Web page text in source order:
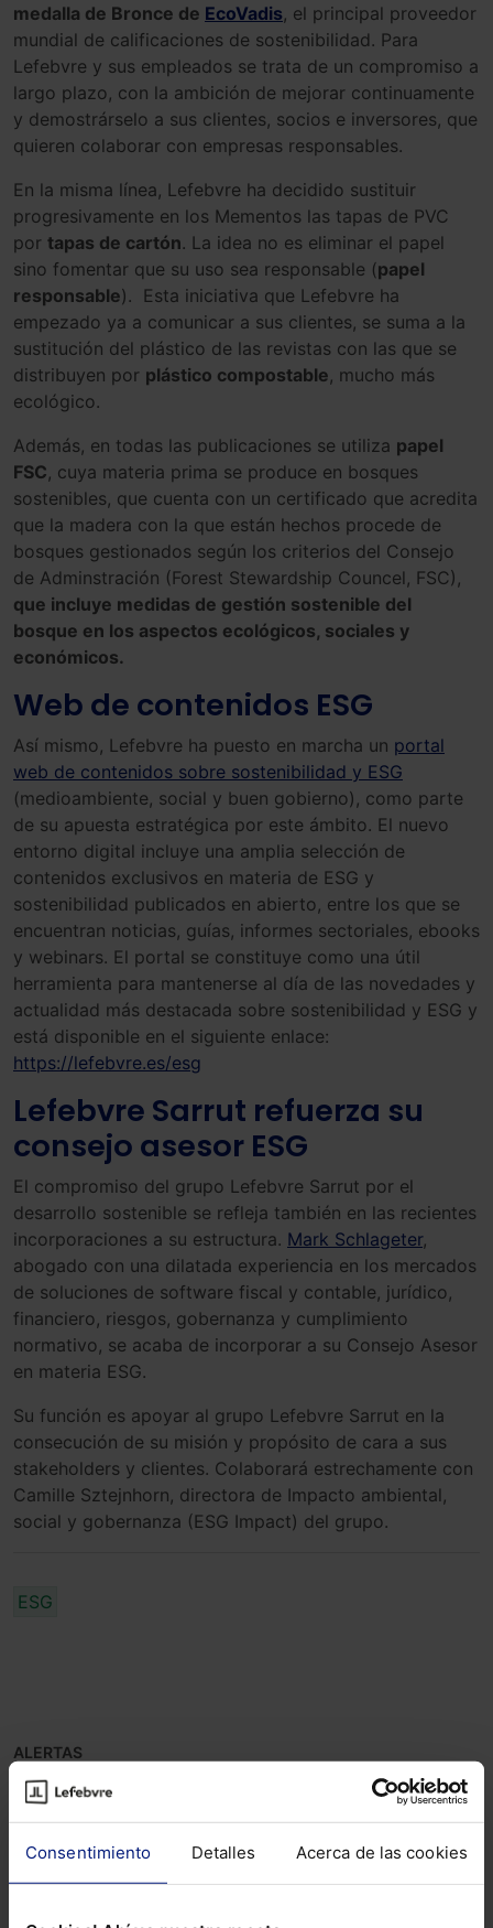
Consentimiento Detalles Acerca de las cookies
medalla de Bronce de EcoVadis, el principal proveedor
mundial de calificaciones de sostenibilidad. Para
Lefebvre y sus empleados se trata de un compromiso a
largo plazo, con la ambición de mejorar continuamente
y demostrárselo a sus clientes, socios e inversores, que
quieren colaborar con empresas responsables.
En la misma línea, Lefebvre ha decidido sustituir
progresivamente en los Mementos las tapas de PVC
por tapas de cartón. La idea no es eliminar el papel
sino fomentar que su uso sea responsable (papel
responsable). Esta iniciativa que Lefebvre ha
empezado ya a comunicar a sus clientes, se suma a la
sustitución del plástico de las revistas con las que se
distribuyen por plástico compostable, mucho más
ecológico.
Además, en todas las publicaciones se utiliza papel
FSC, cuya materia prima se produce en bosques
sostenibles, que cuenta con un certificado que acredita
que la madera con la que están hechos procede de
bosques gestionados según los criterios del Consejo
de Adminstración (Forest Stewardship Councel, FSC),
que incluye medidas de gestión sostenible del
bosque en los aspectos ecológicos, sociales y
económicos.
Web de contenidos ESG
Así mismo, Lefebvre ha puesto en marcha un portal
web de contenidos sobre sostenibilidad y ESG
(medioambiente, social y buen gobierno), como parte
de su apuesta estratégica por este ámbito. El nuevo
entorno digital incluye una amplia selección de
contenidos exclusivos en materia de ESG y
sostenibilidad publicados en abierto, entre los que se
encuentran noticias, guías, informes sectoriales, ebooks
y webinars. El portal se constituye como una útil
herramienta para mantenerse al día de las novedades y
actualidad más destacada sobre sostenibilidad y ESG y
está disponible en el siguiente enlace:
https://lefebvre.es/esg
Lefebvre Sarrut refuerza su
consejo asesor ESG
El compromiso del grupo Lefebvre Sarrut por el
desarrollo sostenible se refleja también en las recientes
incorporaciones a su estructura. Mark Schlageter,
abogado con una dilatada experiencia en los mercados
de soluciones de software fiscal y contable, jurídico,
financiero, riesgos, gobernanza y cumplimiento
normativo, se acaba de incorporar a su Consejo Asesor
en materia ESG.
Su función es apoyar al grupo Lefebvre Sarrut en la
consecución de su misión y propósito de cara a sus
stakeholders y clientes. Colaborará estrechamente con
Camille Sztejnhorn, directora de Impacto ambiental,
social y gobernanza (ESG Impact) del grupo.
ESG
ALERTAS